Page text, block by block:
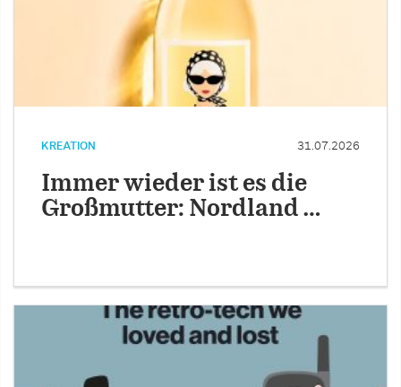
KREATION 31.07.2026
Immer wieder ist es die
Großmutter: Nordland …